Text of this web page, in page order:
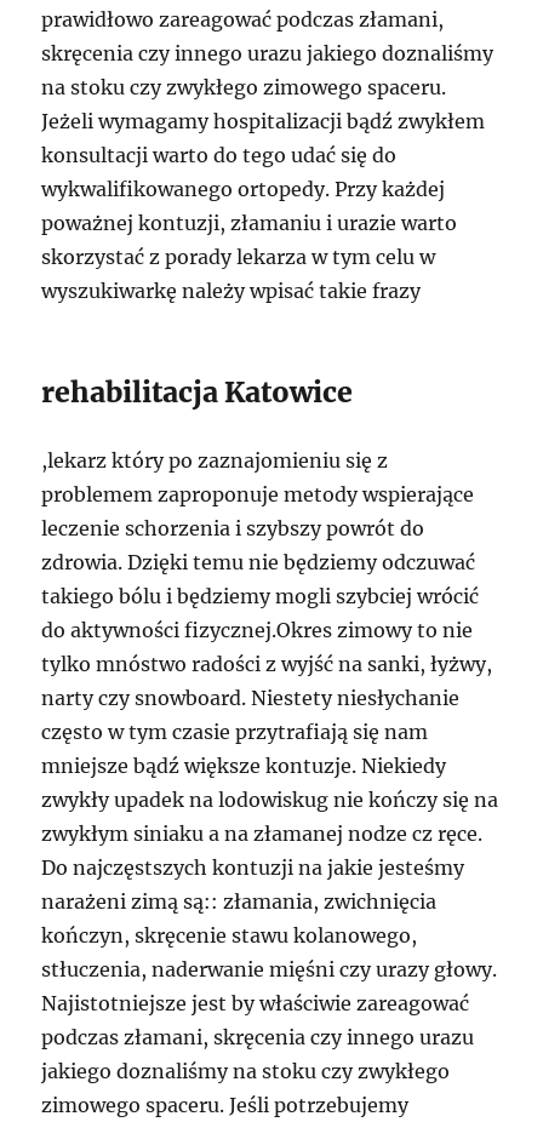
prawidłowo zareagować podczas złamani,
skręcenia czy innego urazu jakiego doznaliśmy
na stoku czy zwykłego zimowego spaceru.
Jeżeli wymagamy hospitalizacji bądź zwykłem
konsultacji warto do tego udać się do
wykwalifikowanego ortopedy. Przy każdej
poważnej kontuzji, złamaniu i urazie warto
skorzystać z porady lekarza w tym celu w
wyszukiwarkę należy wpisać takie frazy
rehabilitacja Katowice
,lekarz który po zaznajomieniu się z
problemem zaproponuje metody wspierające
leczenie schorzenia i szybszy powrót do
zdrowia. Dzięki temu nie będziemy odczuwać
takiego bólu i będziemy mogli szybciej wrócić
do aktywności fizycznej.Okres zimowy to nie
tylko mnóstwo radości z wyjść na sanki, łyżwy,
narty czy snowboard. Niestety niesłychanie
często w tym czasie przytrafiają się nam
mniejsze bądź większe kontuzje. Niekiedy
zwykły upadek na lodowiskug nie kończy się na
zwykłym siniaku a na złamanej nodze cz ręce.
Do najczęstszych kontuzji na jakie jesteśmy
narażeni zimą są:: złamania, zwichnięcia
kończyn, skręcenie stawu kolanowego,
stłuczenia, naderwanie mięśni czy urazy głowy.
Najistotniejsze jest by właściwie zareagować
podczas złamani, skręcenia czy innego urazu
jakiego doznaliśmy na stoku czy zwykłego
zimowego spaceru. Jeśli potrzebujemy